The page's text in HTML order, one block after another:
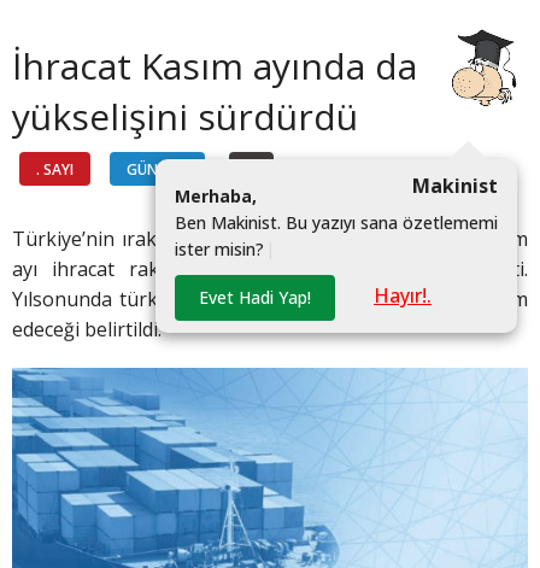
İhracat Kasım ayında da
yükselişini sürdürdü
. SAYI GÜNDEM
Makinist
Merhaba,
Ben Makinist. Bu yazıyı sana özetlememi
ister misin?
Evet Hadi Yap! Hayır!.
Türkiye’nin ırak’a açılan kapısı habur’da açıklanan kasım
ayı ihracat rakamları, toparlanma sürecini teyit etti.
Yılsonunda türkiye’nin 100’ler kulübünde olmaya devam
edeceği belirtildi.